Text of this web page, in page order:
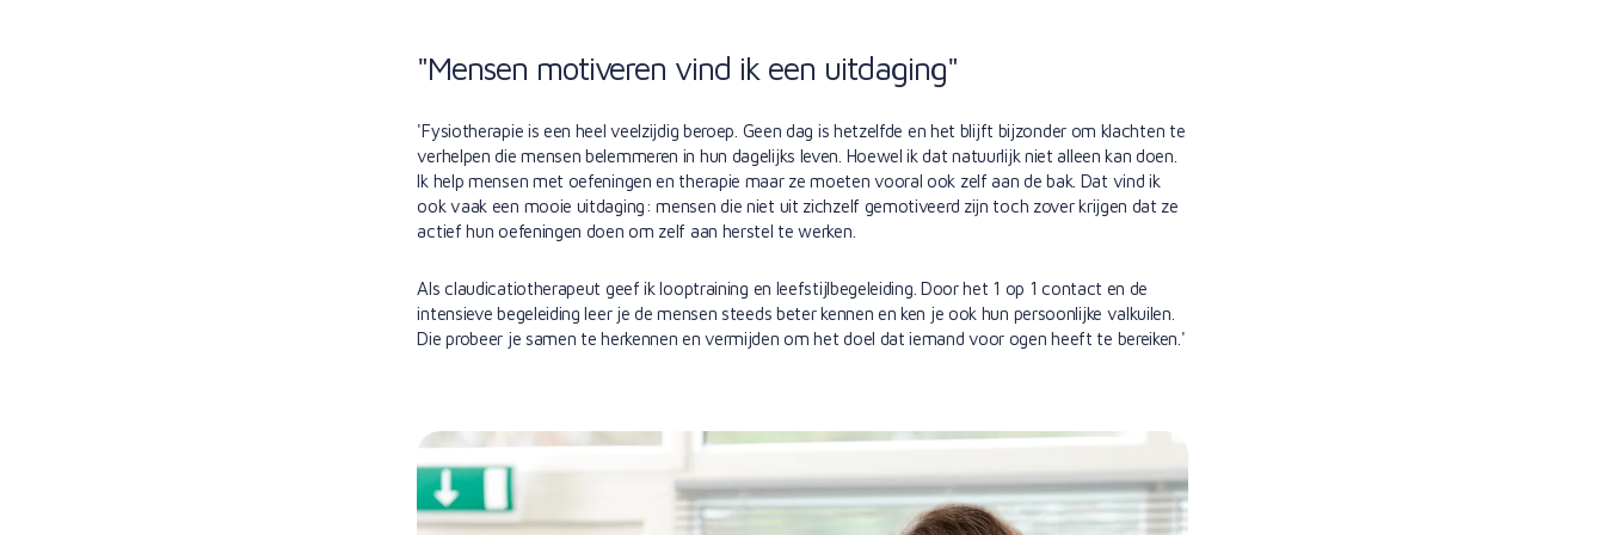
"Mensen motiveren vind ik een uitdaging"
'Fysiotherapie is een heel veelzijdig beroep. Geen dag is hetzelfde en het blijft bijzonder om klachten te
verhelpen die mensen belemmeren in hun dagelijks leven. Hoewel ik dat natuurlijk niet alleen kan doen.
Ik help mensen met oefeningen en therapie maar ze moeten vooral ook zelf aan de bak. Dat vind ik
ook vaak een mooie uitdaging: mensen die niet uit zichzelf gemotiveerd zijn toch zover krijgen dat ze
actief hun oefeningen doen om zelf aan herstel te werken.
Als claudicatiotherapeut geef ik looptraining en leefstijlbegeleiding. Door het 1 op 1 contact en de
intensieve begeleiding leer je de mensen steeds beter kennen en ken je ook hun persoonlijke valkuilen.
Die probeer je samen te herkennen en vermijden om het doel dat iemand voor ogen heeft te bereiken.'